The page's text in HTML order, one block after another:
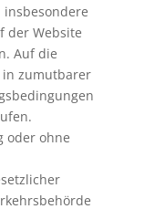
der Website
Auf die
in zumutbarer
oder ohne